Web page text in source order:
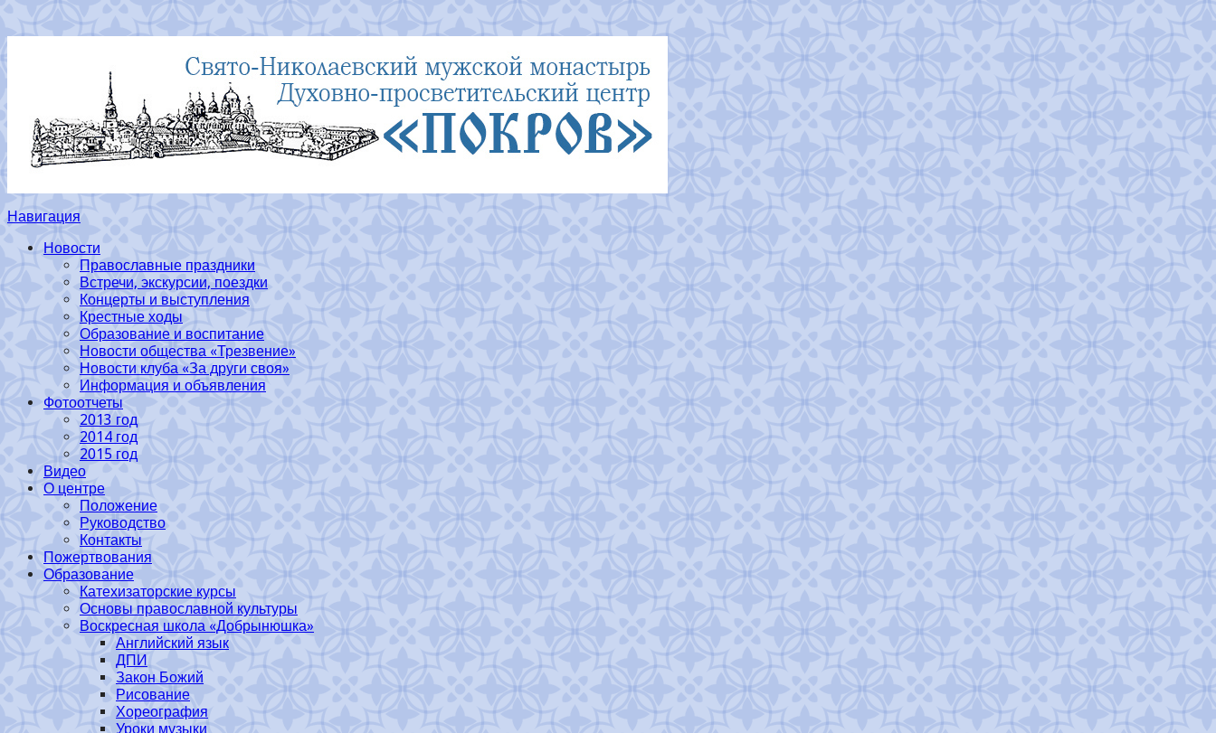
Навигация
Новости
Православные праздники
Встречи, экскурсии, поездки
Концерты и выступления
Крестные ходы
Образование и воспитание
Новости общества «Трезвение»
Новости клуба «За други своя»
Информация и объявления
Фотоотчеты
2013 год
2014 год
2015 год
Видео
О центре
Положение
Руководство
Контакты
Пожертвования
Образование
Катехизаторские курсы
Основы православной культуры
Воскресная школа «Добрынюшка»
Английский язык
ДПИ
Закон Божий
Рисование
Хореография
Уроки музыки